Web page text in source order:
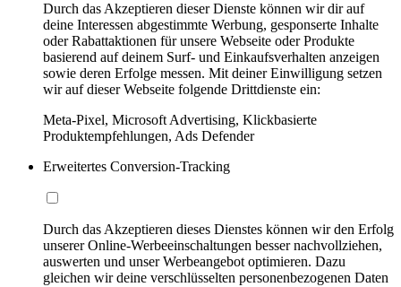
Durch das Akzeptieren dieser Dienste können wir dir auf
deine Interessen abgestimmte Werbung, gesponserte Inhalte
oder Rabattaktionen für unsere Webseite oder Produkte
basierend auf deinem Surf- und Einkaufsverhalten anzeigen
sowie deren Erfolge messen. Mit deiner Einwilligung setzen
wir auf dieser Webseite folgende Drittdienste ein:
Meta-Pixel, Microsoft Advertising, Klickbasierte
Produktempfehlungen, Ads Defender
Erweitertes Conversion-Tracking
Durch das Akzeptieren dieses Dienstes können wir den Erfolg
unserer Online-Werbeeinschaltungen besser nachvollziehen,
auswerten und unser Werbeangebot optimieren. Dazu
gleichen wir deine verschlüsselten personenbezogenen Daten